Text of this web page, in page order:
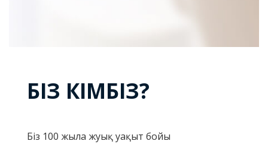
БІЗ КІМБІЗ?
Біз 100 жылға жуық уақыт бойы